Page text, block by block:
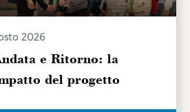
2026
e Ritorno: la
del progetto